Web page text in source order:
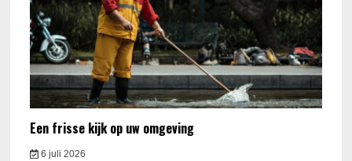
Een frisse kijk op uw omgeving
6 juli 2026